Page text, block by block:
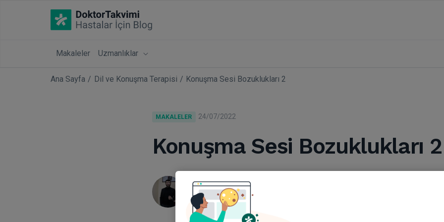
Makaleler Uzmanlıklar
Ana Sayfa Dil ve Konuşma Terapisi Konuşma Sesi Bozuklukları 2
MAKALELER 24/07/2022
Konuşma Sesi Bozuklukları 2
Dkt. Berk Horzum
Dil Ve Konuşma Terapisi